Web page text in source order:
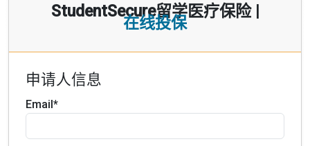
StudentSecure留学医疗保险 |
在线投保
申请人信息
Email*